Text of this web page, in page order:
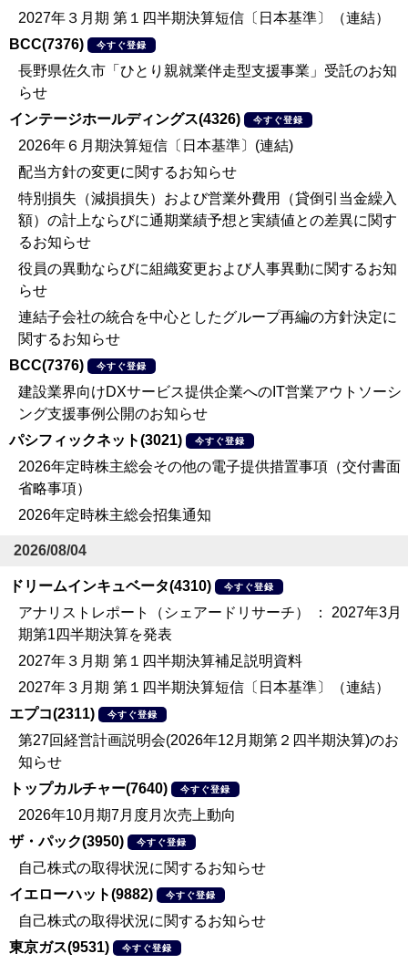
2027年３月期 第１四半期決算短信〔日本基準〕（連結）
BCC(7376)
今すぐ登録
長野県佐久市「ひとり親就業伴走型支援事業」受託のお知
らせ
インテージホールディングス(4326)
今すぐ登録
2026年６月期決算短信〔日本基準〕(連結)
配当方針の変更に関するお知らせ
特別損失（減損損失）および営業外費用（貸倒引当金繰入
額）の計上ならびに通期業績予想と実績値との差異に関す
るお知らせ
役員の異動ならびに組織変更および人事異動に関するお知
らせ
連結子会社の統合を中心としたグループ再編の方針決定に
関するお知らせ
BCC(7376)
今すぐ登録
建設業界向けDXサービス提供企業へのIT営業アウトソーシ
ング支援事例公開のお知らせ
パシフィックネット(3021)
今すぐ登録
2026年定時株主総会その他の電子提供措置事項（交付書面
省略事項）
2026年定時株主総会招集通知
2026/08/04
ドリームインキュベータ(4310) 今すぐ登録
アナリストレポート（シェアードリサーチ） ： 2027年3月
期第1四半期決算を発表
2027年３月期 第１四半期決算補足説明資料
2027年３月期 第１四半期決算短信〔日本基準〕（連結）
エプコ(2311)
今すぐ登録
第27回経営計画説明会(2026年12月期第２四半期決算)のお
知らせ
トップカルチャー(7640)
今すぐ登録
2026年10月期7月度月次売上動向
ザ・パック(3950)
今すぐ登録
自己株式の取得状況に関するお知らせ
イエローハット(9882)
今すぐ登録
自己株式の取得状況に関するお知らせ
東京ガス(9531)
今すぐ登録